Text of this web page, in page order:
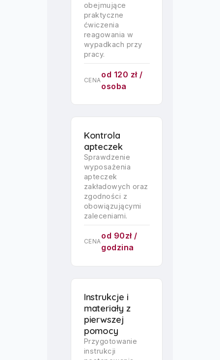
obejmujące
praktyczne
ćwiczenia
reagowania w
wypadkach przy
pracy.
CENA
od 120 zł /
osoba
Kontrola
apteczek
Sprawdzenie
wyposażenia
apteczek
zakładowych oraz
zgodności z
obowiązującymi
zaleceniami.
CENA
od 90zł /
godzina
Instrukcje i
materiały z
pierwszej
pomocy
Przygotowanie
instrukcji